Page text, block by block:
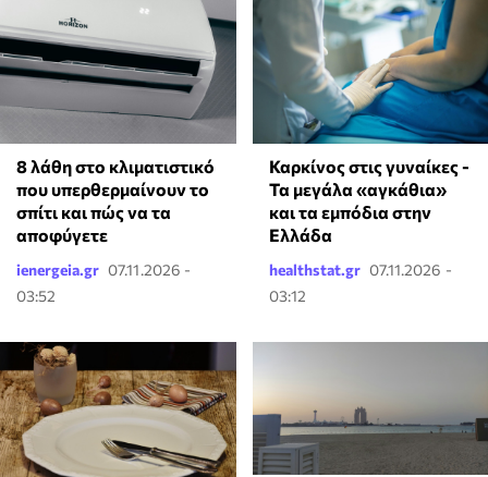
8 λάθη στο κλιματιστικό
που υπερθερμαίνουν το
σπίτι και πώς να τα
αποφύγετε
ienergeia.gr 07.11.2026 -
03:52
Καρκίνος στις γυναίκες -
Τα μεγάλα «αγκάθια»
και τα εμπόδια στην
Ελλάδα
healthstat.gr 07.11.2026 -
03:12